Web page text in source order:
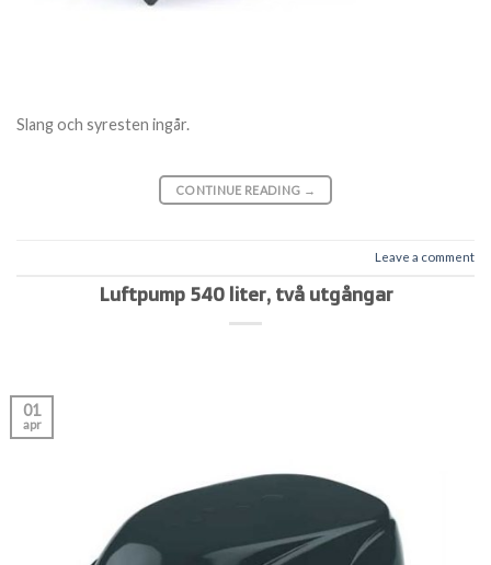
Slang och syresten ingår.
CONTINUE READING →
Leave a comment
Luftpump 540 liter, två utgångar
01
apr